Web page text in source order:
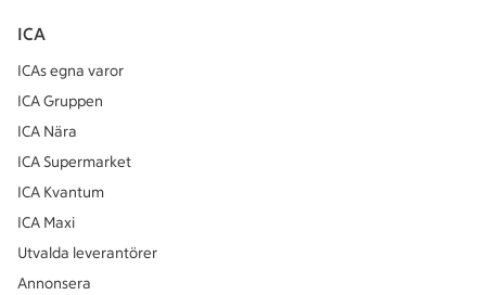
ICA
ICAs egna varor
ICA Gruppen
ICA Nära
ICA Supermarket
ICA Kvantum
ICA Maxi
Utvalda leverantörer
Annonsera